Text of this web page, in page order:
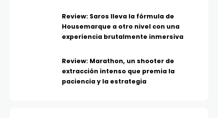
Review: Saros lleva la fórmula de
Housemarque a otro nivel con una
experiencia brutalmente inmersiva
Review: Marathon, un shooter de
extracción intenso que premia la
paciencia y la estrategia